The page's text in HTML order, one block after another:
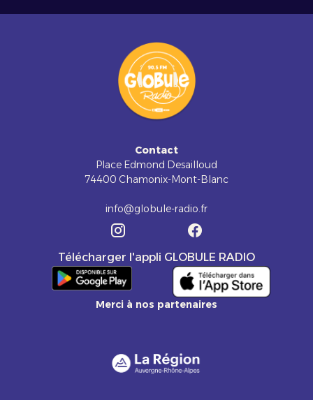
Contact
Place Edmond Desailloud
74400 Chamonix-Mont-Blanc
info@globule-radio.fr
Télécharger l'appli GLOBULE RADIO
Merci à nos partenaires